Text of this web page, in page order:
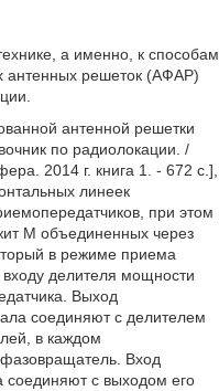
а именно, к способам
антенных решеток (АФАР)
антенной решетки
по радиолокации. /
2014 г. книга 1. - 672 с.],
линеек
при этом
М объединенных через
в режиме приема
делителя мощности
Выход
соединяют с делителем
в каждом
Вход
соединяют с выходом его